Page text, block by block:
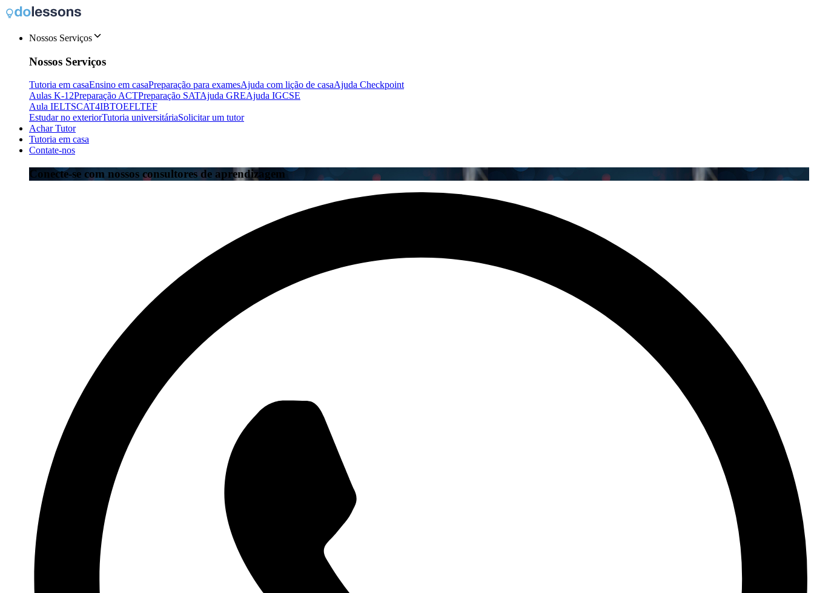
Nossos Serviços
Nossos Serviços
Tutoria em casaEnsino em casaPreparação para examesAjuda com lição de casaAjuda Checkpoint
Aulas K-12Preparação ACTPreparação SATAjuda GREAjuda IGCSE
Aula IELTSCAT4IBTOEFLTEF
Estudar no exteriorTutoria universitáriaSolicitar um tutor
Achar Tutor
Tutoria em casa
Contate-nos
Conecte-se com nossos consultores de aprendizagem